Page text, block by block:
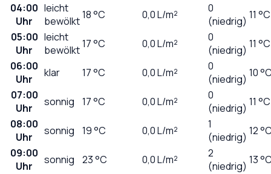
04:00
Uhr
leicht
bewölkt18°C 0,0L/m²
0
(niedrig) 11 °C
05:00
Uhr
leicht
bewölkt17°C 0,0L/m²
0
(niedrig) 11 °C
06:00
Uhr
klar 17°C 0,0L/m²
0
(niedrig) 10
07:00
Uhr
sonnig 17°C 0,0L/m²
0
(niedrig) 11 °C
08:00
Uhr
sonnig 19°C 0,0L/m²
1
(niedrig) 12
09:00
Uhr
sonnig 23°C 0,0L/m²
2
(niedrig) 13